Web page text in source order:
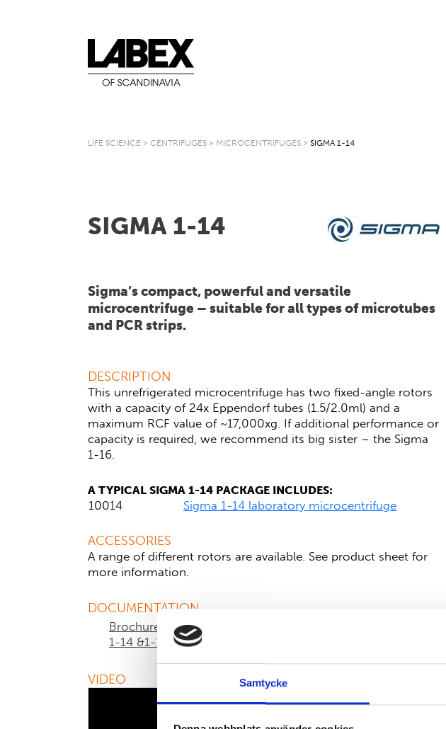
Samtycke
LIFE SCIENCE > CENTRIFUGES > MICROCENTRIFUGES > SIGMA 1-14
SIGMA 1-14
Sigma’s compact, powerful and versatile
microcentrifuge – suitable for all types of microtubes
and PCR strips.
DESCRIPTION
This unrefrigerated microcentrifuge has two fixed-angle rotors
with a capacity of 24x Eppendorf tubes (1.5/2.0ml) and a
maximum RCF value of ~17,000xg. If additional performance or
capacity is required, we recommend its big sister – the Sigma
1-16.
A TYPICAL SIGMA 1-14 PACKAGE INCLUDES:
10014 Sigma 1-14 laboratory microcentrifuge
12084
incl. polysulfone lid no. 17882
ACCESSORIES
A range of different rotors are available. See product sheet for
more information.
DOCUMENTATION
Brochure centrifuge Sigma
1-14 &1-14K
VIDEO